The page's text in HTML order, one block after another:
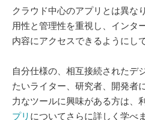
クラウド中心のアプリとは異
用性と管理性を重視し、インタ
内容にアクセスできるようにし
自分仕様の、相互接続されたデ
たいライター、研究者、開発者
力なツールに興味がある方は、
プリ についてさらに詳しく学べま